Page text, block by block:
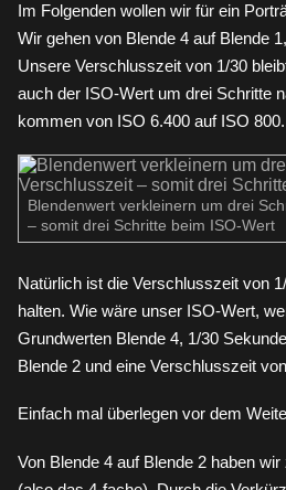
Im Folgenden wollen wir für ein
Wir gehen von Blende 4 auf Blende
Unsere Verschlusszeit von 1/30
auch der ISO-Wert um drei Schritte
kommen von ISO 6.400 auf ISO 800.
Blendenwert verkleinern um drei
– somit drei Schritte beim ISO-Wert
Natürlich ist die Verschlusszeit von
halten. Wie wäre unser ISO-Wert,
Grundwerten Blende 4, 1/30
Blende 2 und eine Verschlusszeit
Einfach mal überlegen vor dem
Von Blende 4 auf Blende 2 haben